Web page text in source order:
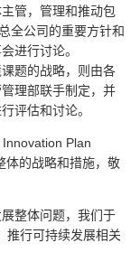
管，管理和推动包
全公司的重要方针和
进行讨论。
题的战略，则由各
理部联手制定，并
评估和讨论。
Plan
体的战略和措施，敬
整体问题，我们于
推行可持续发展相关